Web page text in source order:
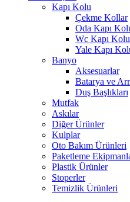
Kapı Kolu
Çekme Kollar
Oda Kapı
Wc Kapı Kolu
Yale Kapı
Banyo
Aksesuarlar
Batarya ve
Duş Başlıkları
Mutfak
Askılar
Diğer Ürünler
Kulplar
Oto Bakım Ürünleri
Paketleme
Plastik Ürünler
Stoperler
Temizlik Ürünleri